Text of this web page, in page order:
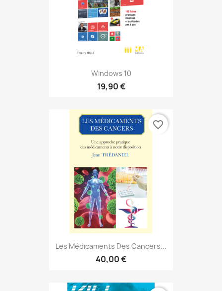
Windows 10
19,90 €
Les Médicaments Des Cancers...
40,00 €
favorite_border